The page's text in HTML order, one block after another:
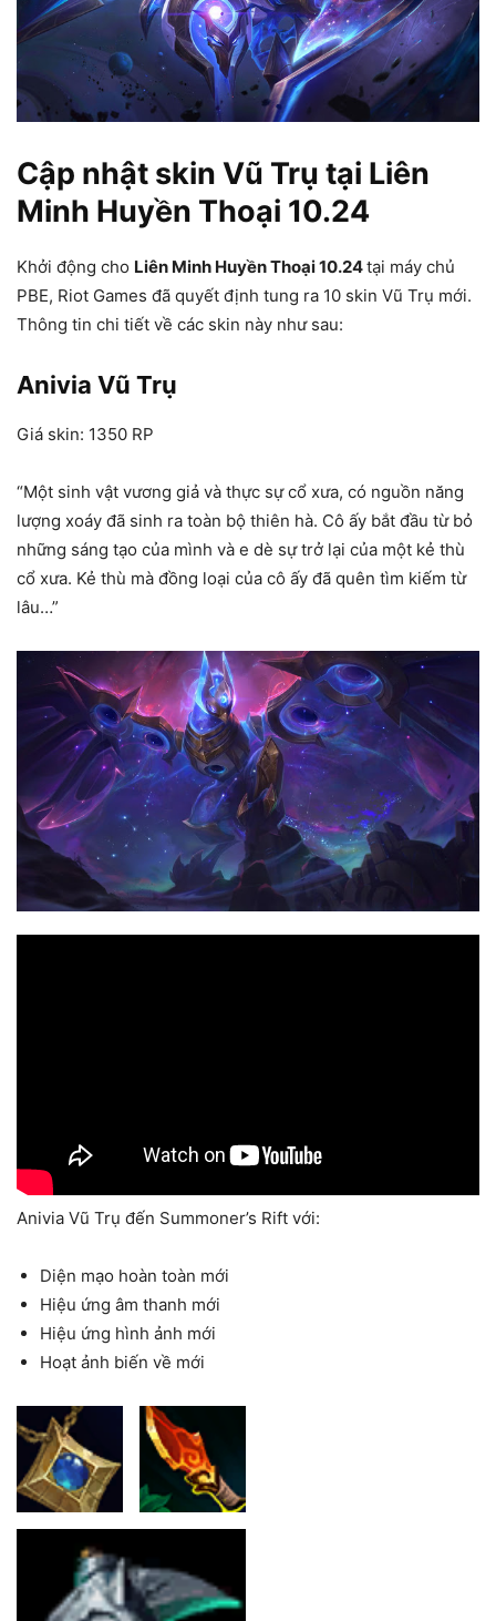
Cập nhật skin Vũ Trụ tại Liên
Minh Huyền Thoại 10.24
Khởi động cho Liên Minh Huyền Thoại 10.24tại máy chủ
PBE, Riot Games đã quyết định tung ra 10 skin Vũ Trụ mới.
Thông tin chi tiết về các skin này như sau:
Anivia Vũ Trụ
Giá skin: 1350 RP
“Một sinh vật vương giả và thực sự cổ xưa, có nguồn năng
lượng xoáy đã sinh ra toàn bộ thiên hà. Cô ấy bắt đầu từ bỏ
những sáng tạo của mình và e dè sự trở lại của một kẻ thù
cổ xưa. Kẻ thù mà đồng loại của cô ấy đã quên tìm kiếm từ
lâu…”
Anivia Vũ Trụ đến Summoner’s Rift với:
Diện mạo hoàn toàn mới
Hiệu ứng âm thanh mới
Hiệu ứng hình ảnh mới
Hoạt ảnh biến về mới